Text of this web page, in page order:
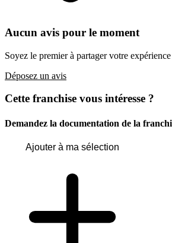
Aucun avis pour le moment
Soyez le premier à partager votre
Déposez un avis
Cette franchise vous intéresse ?
Demandez la documentation de la
Ajouter à ma sélection